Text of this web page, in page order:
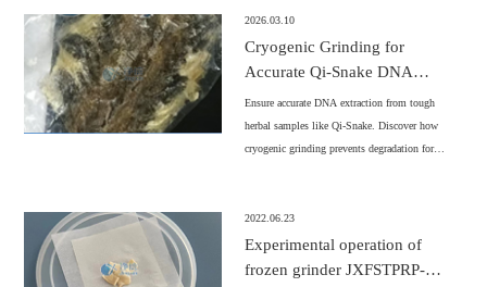
2026.03.10
Cryogenic Grinding for
Accurate Qi-Snake DNA
Authentication
Ensure accurate DNA extraction from tough
herbal samples like Qi-Snake. Discover how
cryogenic grinding prevents degradation for
2022.06.23
Experimental operation of
frozen grinder JXFSTPRP-CL